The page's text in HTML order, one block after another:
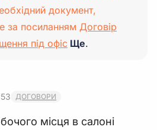
документ,
за посиланням Договір
під офіс Ще.
ДОГОВОРИ
місця в салоні